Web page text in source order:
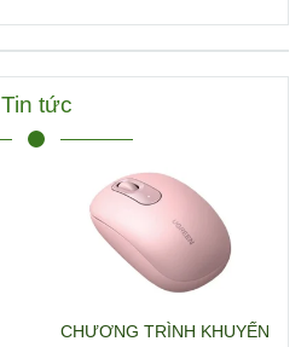
Tin tức
CHƯƠNG TRÌNH KHUYẾN